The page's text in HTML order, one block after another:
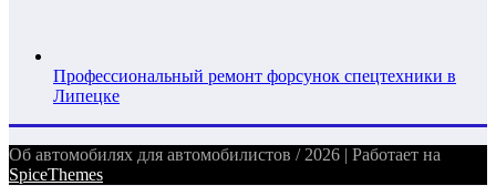
Профессиональный ремонт форсунок спецтехники в
Липецке
Об автомобилях для автомобилистов / 2026 | Работает на
SpiceThemes